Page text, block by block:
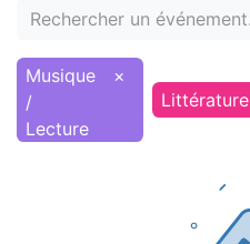
Musique
/
Lecture
×
Littérature